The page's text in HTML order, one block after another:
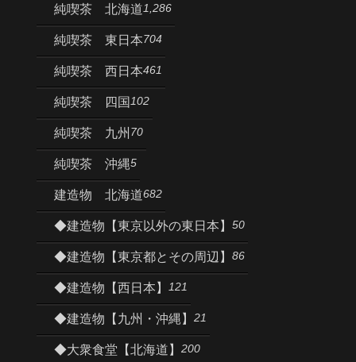
純喫茶 北海道1,286
純喫茶 東日本704
純喫茶 西日本461
純喫茶 四国 102
純喫茶 九州 70
純喫茶 沖縄5
建造物 北海道682
◆建造物【東京以外の東日本】 50
◆建造物【東京都とその周辺】 86
◆建造物【西日本】 121
◆建造物【九州・沖縄】 21
◆大衆食堂【北海道】 200